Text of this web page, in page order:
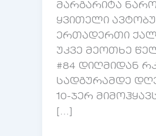
მარგარიტა
ყვითელი
ერთადერთი
უკვე მეოთხე
#84 დიღმიდან
სადგურამდე
10-ჯერ
[…]